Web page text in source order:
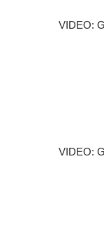
VIDEO:
VIDEO: